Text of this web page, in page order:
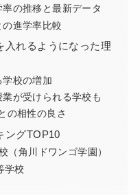
の推移と最新データ
進学率比較
入れるようになった理
校の増加
が受けられる学校も
の相性の良さ
ングTOP10
（角川ドワンゴ学園）
学校